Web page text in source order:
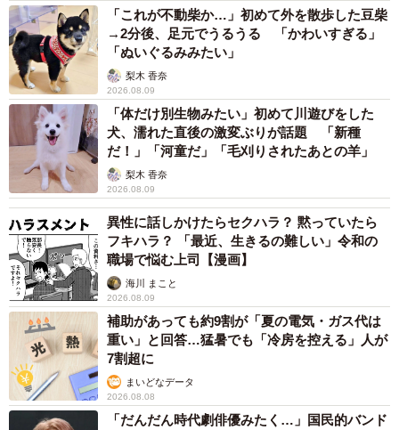
お湯を利用しようとしても、日本のように安定した温度で
長時間利用できる国は少なかったです。熱湯が出てくる国
もあれば、使っている最中に冷たくなってしまうなんてこ
ともありました。
ーお風呂はどうされていたのですか
できるだけ湯船の付いている宿泊施設を選んでいたのです
が、使える所はほとんどありませんでした。湯船はあって
も栓がなかったり、割れていたり、溜まるほどお湯がでな
かったりとゆっくりお湯に浸かるなんてことはできません
でした。日本に帰ってきて、やっとゆっくりお湯に浸かる
ことができて、日本の良さを再認識しました。
世界一周をしたことで、改めて日本の水環境のすばらしさ
を感じました。トイレットペーパーをトイレに流しても問
題ないし、水道水を口にしても腹を壊すことはありませ
「これが不動柴か…」初めて外を散歩した豆柴
→2分後、足元でうるうる 「かわいすぎる」
「ぬいぐるみみたい」
梨木 香奈
2026.08.09
「体だけ別生物みたい」初めて川遊びをした
犬、濡れた直後の激変ぶりが話題 「新種
だ！」「河童だ」「毛刈りされたあとの羊」
梨木 香奈
2026.08.09
異性に話しかけたらセクハラ？ 黙っていたら
フキハラ？ 「最近、生きるの難しい」令和の
職場で悩む上司【漫画】
海川 まこと
2026.08.09
補助があっても約9割が「夏の電気・ガス代は
重い」と回答…猛暑でも「冷房を控える」人が
7割超に
まいどなデータ
2026.08.08
「だんだん時代劇俳優みたく…」国民的バンド